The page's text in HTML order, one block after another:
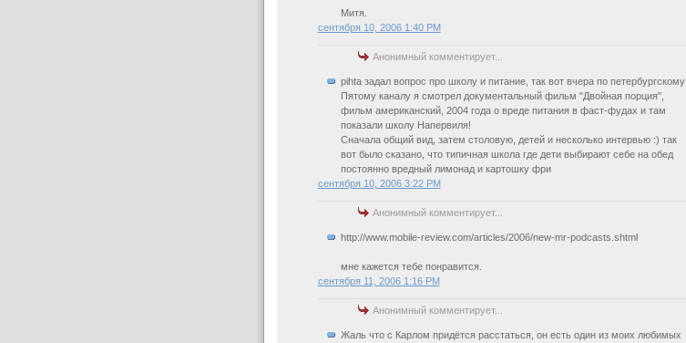
Митя.
сентября 10, 2006 1:40 PM
Анонимный комментирует...
pihta задал вопрос про школу и питание, так вот вчера по петербургскому
Пятому каналу я смотрел документальный фильм "Двойная порция",
фильм американский, 2004 года о вреде питания в фаст-фудах и там
показали школу Напервиля!
Сначала общий вид, затем столовую, детей и несколько интервью :) так
вот было сказано, что типичная школа где дети выбирают себе на обед
постоянно вредный лимонад и картошку фри
сентября 10, 2006 3:22 PM
Анонимный комментирует...
http://www.mobile-review.com/articles/2006/new-mr-podcasts.shtml
мне кажется тебе понравится.
сентября 11, 2006 1:16 PM
Анонимный комментирует...
Жаль что с Карлом придётся расстаться, он есть один из моих любимых